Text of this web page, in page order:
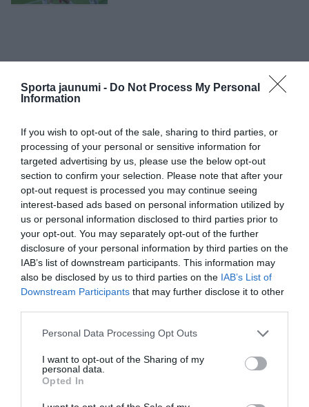
Sporta jaunumi - Do Not Process My Personal
Information
If you wish to opt-out of the sale, sharing to third parties, or
processing of your personal or sensitive information for
targeted advertising by us, please use the below opt-out
section to confirm your selection. Please note that after your
opt-out request is processed you may continue seeing
interest-based ads based on personal information utilized by
us or personal information disclosed to third parties prior to
your opt-out. You may separately opt-out of the further
disclosure of your personal information by third parties on the
IAB’s list of downstream participants. This information may
also be disclosed by us to third parties on the IAB’s List of
Downstream Participants that may further disclose it to other
Please note that this website/app uses one or more Google
not limited to your visit or usage behaviour. You may click to
grant or deny consent to Google and its third-party tags to
use your data for below specified purposes in below Google
consent section.
Personal Data Processing Opt Outs
I want to opt-out of the Sharing of my
personal data.
Opted In